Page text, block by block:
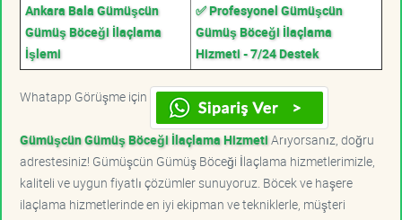
Ankara Bala Gümüşcün
Gümüş Böceği İlaçlama
İşlemi
✅ Profesyonel Gümüşcün
Gümüş Böceği İlaçlama
Hizmeti - 7/24 Destek
Whatapp Görüşme için
Gümüşcün Gümüş Böceği İlaçlama HizmetiArıyorsanız, doğru
adrestesiniz! Gümüşcün Gümüş Böceği İlaçlama hizmetlerimizle,
kaliteli ve uygun fiyatlı çözümler sunuyoruz. Böcek ve haşere
ilaçlama hizmetlerinde en iyi ekipman ve tekniklerle, müşteri